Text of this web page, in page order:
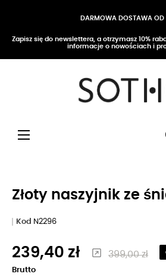
DARMOWA DOSTAWA OD
Zapisz się do newslettera, a otrzymasz 10%
informacje o nowościach i
Przełącz nawigację
☰
Złoty naszyjnik ze
Kod N2296
239,40 zł 399,00 zł
Brutto